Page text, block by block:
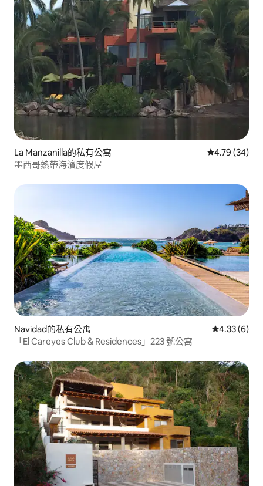
La Manzanilla的私有公寓 從 34 則評價
4.79 (34)
墨西哥熱帶海濱度假屋
Navidad的私有公寓 從 6 則評價
4.33 (6)
「El Careyes Club & Residences」223 號公寓